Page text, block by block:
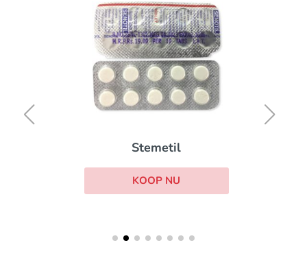
Stemetil
KOOP NU